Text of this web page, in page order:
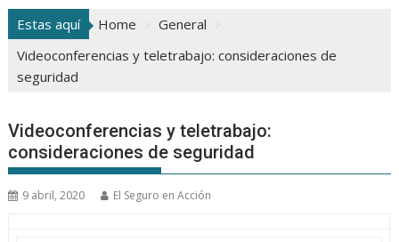
Estas aquí Home
General
Videoconferencias y teletrabajo: consideraciones de
seguridad
Videoconferencias y teletrabajo:
consideraciones de seguridad
9 abril, 2020 El Seguro en Acción